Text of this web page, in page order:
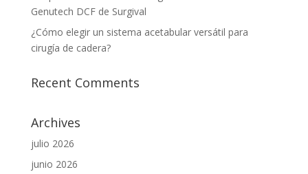
Genutech DCF de Surgival
¿Cómo elegir un sistema acetabular versátil para
cirugía de cadera?
Recent Comments
Archives
julio 2026
junio 2026